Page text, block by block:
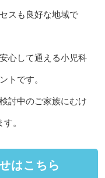
スも良好な地域で
心して通える小児科
トです。
討中のご家族にむけ
。
はこちら